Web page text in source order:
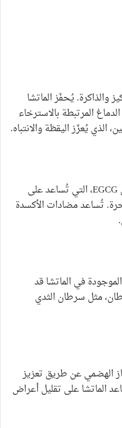
والذاكرة. يُحفّز الماتشا
المرتبطة بالاسترخاء
الذي يُعزّز اليقظة والانتباه.
يُعدّ الماتشا غنيًا بمضادات الأكسدة، مثل EGCG، التي تُساعد على
تُساعد مضادات الأكسدة
في الماتشا قد
مثل سرطان الثدي
الهضمي عن طريق تعزيز
الماتشا على تقليل أعراض